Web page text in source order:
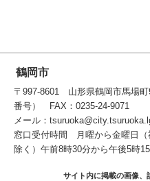
鶴岡市
〒997-8601 山形県鶴岡市馬場
番号） FAX：0235-24-9071
メール：
窓口受付時間 月曜から金曜日（
除く）午前8時30分から午後5時
サイト内に掲載の画像、